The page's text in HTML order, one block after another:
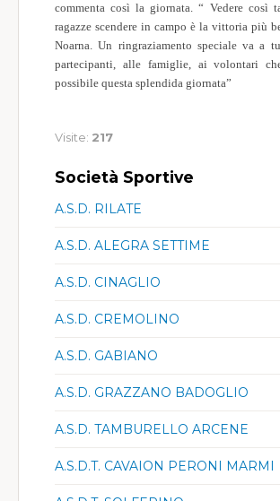
commenta così la giornata. “ Vedere così
ragazze scendere in campo è la vittoria più
Noarna. Un ringraziamento speciale va a
partecipanti, alle famiglie, ai volontari
possibile questa splendida giornata”
Visite: 217
Società Sportive
A.S.D. RILATE
A.S.D. ALEGRA SETTIME
A.S.D. CINAGLIO
A.S.D. CREMOLINO
A.S.D. GABIANO
A.S.D. GRAZZANO BADOGLIO
A.S.D. TAMBURELLO ARCENE
A.S.D.T. CAVAION PERONI MARMI